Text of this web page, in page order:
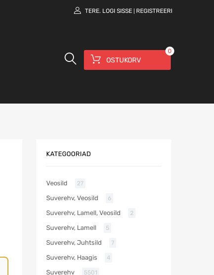
TERE. LOGI SISSE REGISTREERI
OSTUKORV
0
KATEGOORIAD
Veosild 27
Suverehv, Veosild 6
Suverehv, Lamell, Veosild 2
Suverehv, Lamell 5
Suverehv, Juhtsild 7
Suverehv, Haagis 4
Suverehv 5501